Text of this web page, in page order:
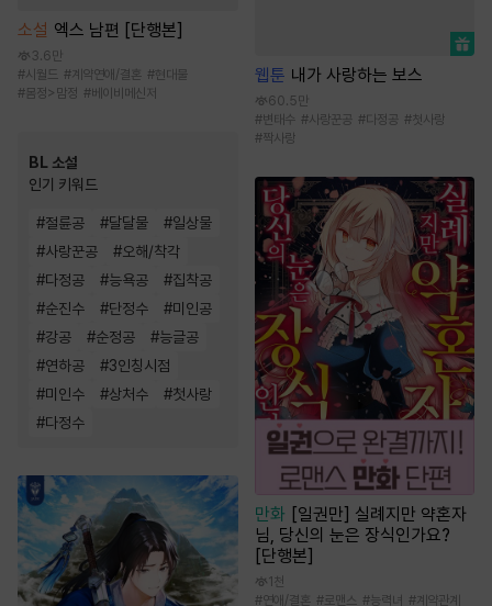
소설 엑스 남편 [단행본]
3.6만
#시월드 # 계약연애/결혼 #현대물
#몸정>맘정 #베이비메신저
BL 소설
인기 키워드
#절륜공 #달달물 #일상물
#사랑꾼공 #오해/착각
#다정공 #능욕공 #집착공
#순진수 #단정수 #미인공
#강공 #순정공 #능글공
#연하공 #3인칭시점
#미인수 #상처수 #첫사랑
#다정수
웹툰 내가 사랑하는 보스
60.5만
#변태수 #사랑꾼공 #다정공 #첫사랑
#짝사랑
만화 [일권만] 실례지만 약혼자
님, 당신의 눈은 장식인가요?
[단행본]
1천
#연애/결혼 #로맨스 #능력녀 #계약관계